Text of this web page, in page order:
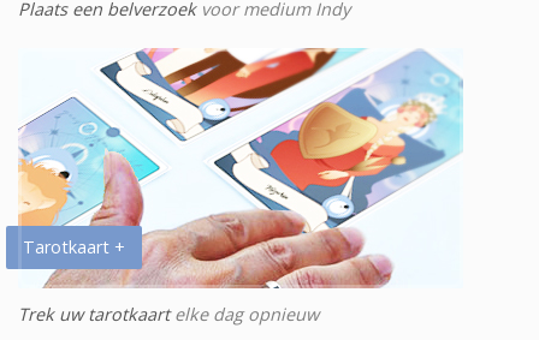
Plaats een belverzoekvoor medium Indy
Tarotkaart +
Trek uw tarotkaartelke dag opnieuw